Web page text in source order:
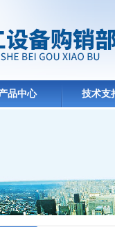
品中心 技术支